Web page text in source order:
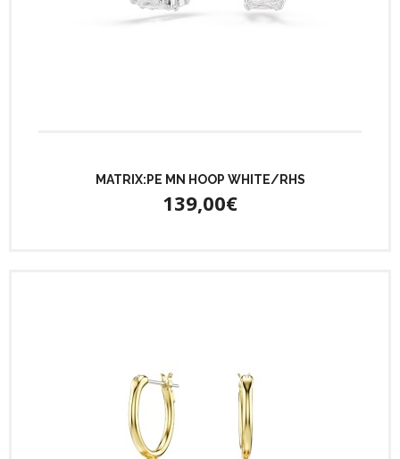
MATRIX:PE MN HOOP WHITE/RHS
139,00€